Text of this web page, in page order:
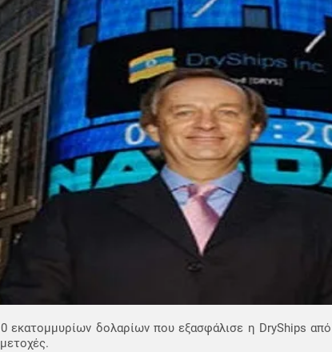
εκατομμυρίων δολαρίων που εξασφάλισε η DryShips